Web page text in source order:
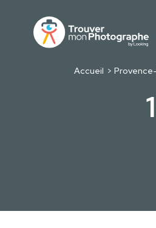
Accueil